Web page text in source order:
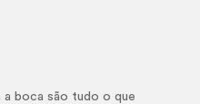
boca são tudo o que